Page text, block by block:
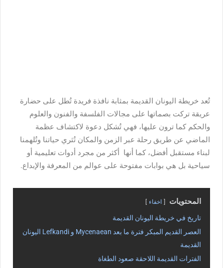
تُعد خريطة اليونان القديمة بمثابة نافذة فريدة تُطل على حضارة
عريقة تركت بصماتها على مجالات الفلسفة والفنون والعلوم
والحكم كما ترون عليها، فهي تُشكل دعوة لاكتشاف عظمة
الماضي عن طريق رحلة عبر الزمن والمكان تُثري حياتنا وتُلهمنا
لبناء مستقبل أفضل، كما أنها أكثر من مجرد أدوات تعليمية أو
سياحية بل هي بوابات مفتوحة على عوالم من المعرفة والإبداع.
المحتويات اخفاء
تاريخ في خريطة اليونان القديمة
العصر القديم المبكر فترة ما بعد Mycenaean و Lefkandi اليونان
القديمة
الفترات القديمة اللاحقة صعود الطغاة